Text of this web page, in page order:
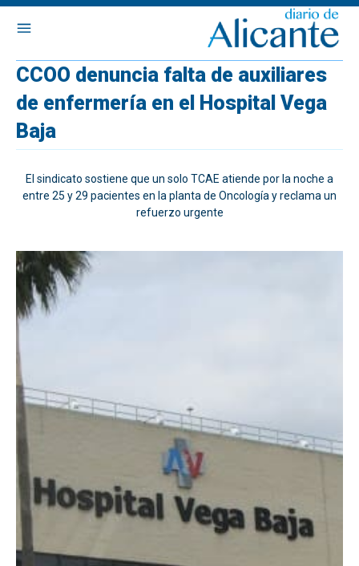
CCOO denuncia falta de auxiliares
de enfermería en el Hospital Vega
Baja
El sindicato sostiene que un solo TCAE atiende por la noche a
entre 25 y 29 pacientes en la planta de Oncología y reclama un
refuerzo urgente